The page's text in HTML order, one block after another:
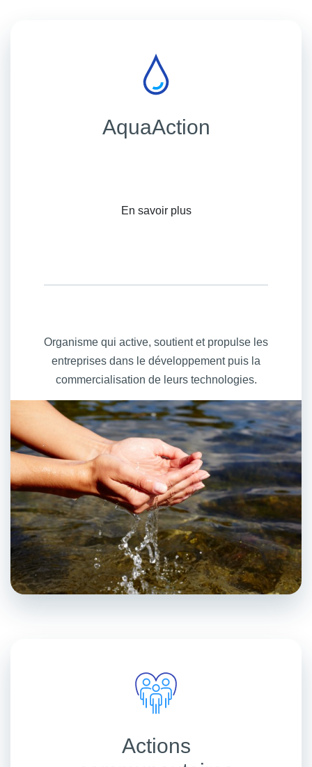
AquaAction
En savoir plus
Organisme qui active, soutient et propulse les
entreprises dans le développement puis la
commercialisation de leurs technologies.
Actions